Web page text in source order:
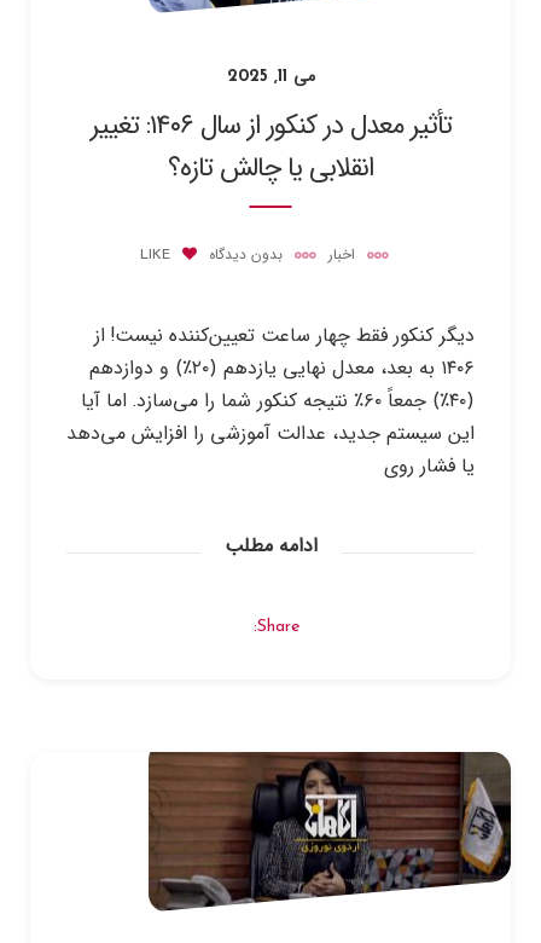
می 11, 2025
تأثیر معدل در کنکور از سال ۱۴۰۶: تغییر
انقلابی یا چالش تازه؟
اخبار بدون دیدگاه LIKE
دیگر کنکور فقط چهار ساعت تعیین‌کننده نیست! از
۱۴۰۶ به بعد، معدل نهایی یازدهم (۲۰٪) و دوازدهم
(۴۰٪) جمعاً ۶۰٪ نتیجه کنکور شما را می‌سازد. اما آیا
این سیستم جدید، عدالت آموزشی را افزایش می‌دهد
یا فشار روی
ادامه مطلب
Share: